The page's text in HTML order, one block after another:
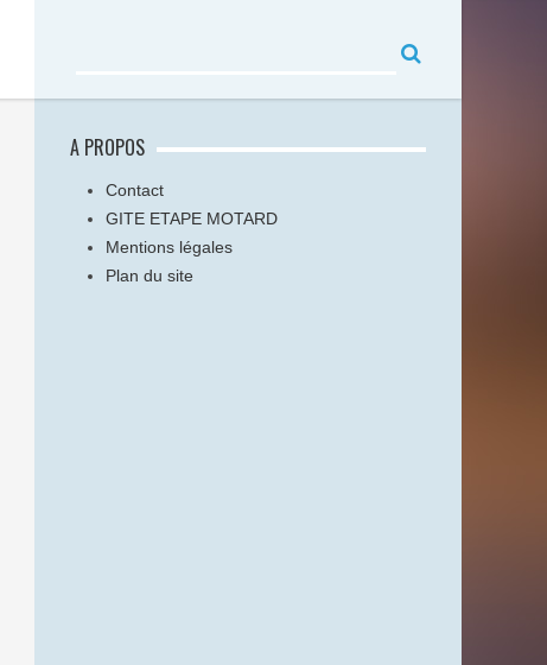
A PROPOS
Contact
GITE ETAPE MOTARD
Mentions légales
Plan du site